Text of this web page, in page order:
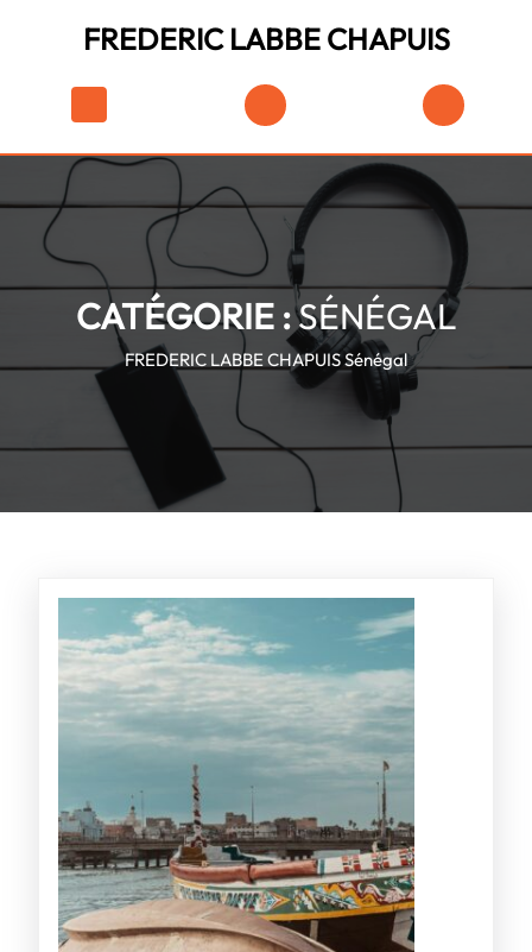
FREDERIC LABBE CHAPUIS
Shopping
Cart
CATÉGORIE :SÉNÉGAL
FREDERIC LABBE CHAPUISSénégal